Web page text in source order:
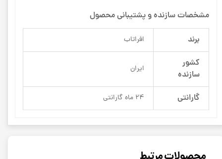
مشخصات سازنده و پشتیبانی محصول
برند افراتاب
کشور
سازنده
ایران
گارانتی 24 ماه گارانتی